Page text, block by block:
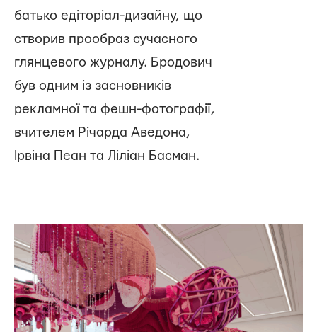
батько едіторіал-дизайну, що
створив прообраз сучасного
глянцевого журналу. Бродович
був одним із засновників
рекламної та фешн-фотографії,
вчителем Річарда Аведона,
Ірвіна Пеан та Ліліан Басман.